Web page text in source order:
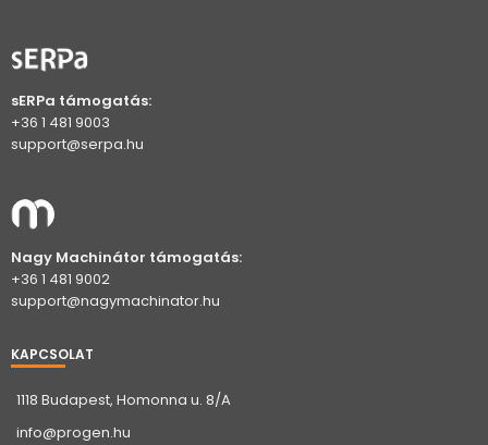
sERPa támogatás:
+36 1 481 9003
support@serpa.hu
Nagy Machinátor támogatás:
+36 1 481 9002
support@nagymachinator.hu
KAPCSOLAT
1118 Budapest, Homonna u. 8/A
info@progen.hu